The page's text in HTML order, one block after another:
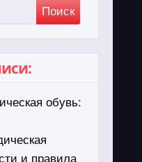
Поиск
обувь:
и правила